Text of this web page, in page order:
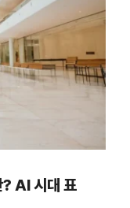
AI 시대 표